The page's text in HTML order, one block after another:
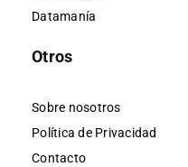
Datamanía
Otros
Sobre nosotros
Política de Privacidad
Contacto